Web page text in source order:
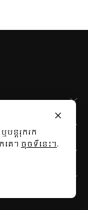
ន្តរុករក
គេ។ ចុចទីនេះ។ .